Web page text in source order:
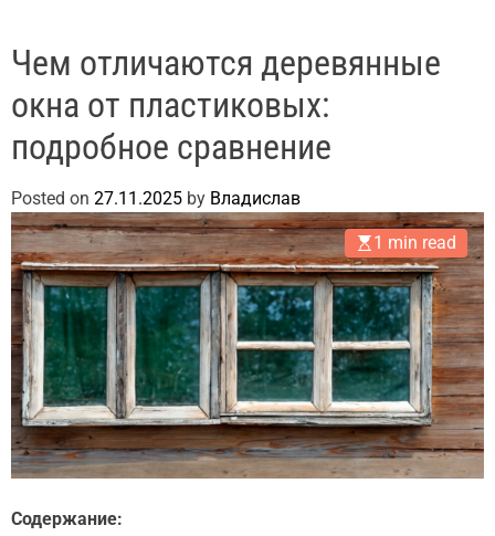
Чем отличаются деревянные
окна от пластиковых:
подробное сравнение
Posted on 27.11.2025 by Владислав
1 min read
Содержание: